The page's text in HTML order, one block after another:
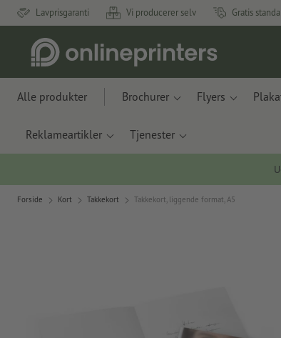
Lavprisgaranti Vi producerer selv Gratis
Alle produkter Brochurer Flyers
Reklameartikler Tjenester
Forside Kort Takkekort Takkekort, liggende format, A5